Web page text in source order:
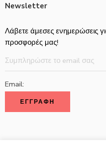
Newsletter
Λάβετε άμεσες ενημερώσεις
προσφορές μας!
Email: